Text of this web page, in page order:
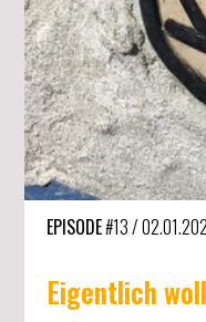
EPISODE#13/
Eigentlich